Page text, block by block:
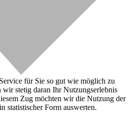
für Sie so gut wie möglich zu
wir stetig daran Ihr Nutzungserlebnis
Zug möchten wir die Nutzung der
statistischer Form auswerten.